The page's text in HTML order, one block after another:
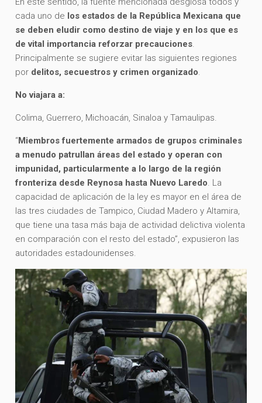
cada uno de los estados de la República Mexicana que
se deben eludir como destino de viaje y en los que es
de vital importancia reforzar precauciones.
Principalmente se sugiere evitar las siguientes regiones
por delitos, secuestros y crimen organizado.
No viajara a:
Colima, Guerrero, Michoacán, Sinaloa y Tamaulipas.
“Miembros fuertemente armados de grupos criminales
a menudo patrullan áreas del estado y operan con
impunidad, particularmente a lo largo de la región
fronteriza desde Reynosa hasta Nuevo Laredo. La
capacidad de aplicación de la ley es mayor en el área de
las tres ciudades de Tampico, Ciudad Madero y Altamira,
que tiene una tasa más baja de actividad delictiva violenta
en comparación con el resto del estado”, expusieron las
autoridades estadounidenses.